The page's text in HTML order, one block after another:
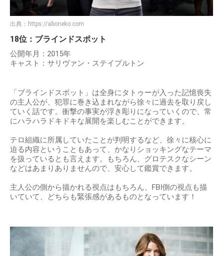
出典： https://aboneko.com
18位：ブラインドスポット
公開年月：2015年
キャスト：サリヴァン・ステイプルトン
「ブラインドスポット」は全身にタトゥーが入った記憶喪失
の主人公が、犯罪に巻き込まれながら徐々に過去を取り戻し
ていく話です。衝撃の事実が浮き彫りになっていくので、常
にハラハラドキドキな展開を楽しむことができます。
テロ組織に所属していたことが判明するなど、徐々に核心に
迫る内容ということもあって、かなりショッキングなテーマ
を扱っているとも言えます。もちろん、グロテスクなシーン
などはあまりありませんので、安心して鑑賞できます。
主人公の側から描かれる視点はもちろん、FBI側の視点も描
いていて、どちらも緊張感があるものとなっています！